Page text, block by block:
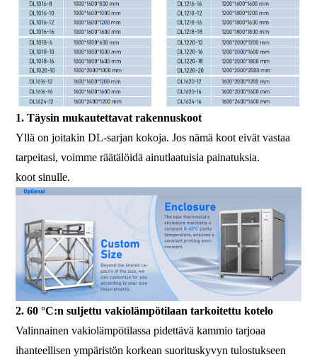
1. Täysin mukautettavat rakennuskoot
Yllä on joitakin DL-sarjan kokoja. Jos nämä koot eivät vastaa
tarpeitasi, voimme räätälöidä ainutlaatuisia painatuksia.
koot sinulle.
2. 60 °C:n suljettu vakiolämpötilaan tarkoitettu kotelo
Valinnainen vakiolämpötilassa pidettävä kammio tarjoaa
ihanteellisen ympäristön korkean suorituskyvyn tulostukseen